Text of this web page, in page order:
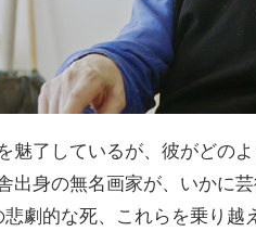
魅了しているが、彼がどの
出身の無名画家が、いかに
劇的な死、これらを乗り